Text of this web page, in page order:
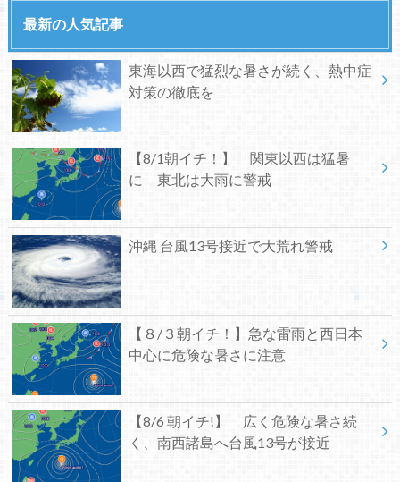
最新の人気記事
東海以西で猛烈な暑さが続く、熱中症
対策の徹底を
【8/1朝イチ！】 関東以西は猛暑
に 東北は大雨に警戒
沖縄 台風13号接近で大荒れ警戒
【８/３朝イチ！】急な雷雨と西日本
中心に危険な暑さに注意
【8/6 朝イチ!】 広く危険な暑さ続
く、南西諸島へ台風13号が接近